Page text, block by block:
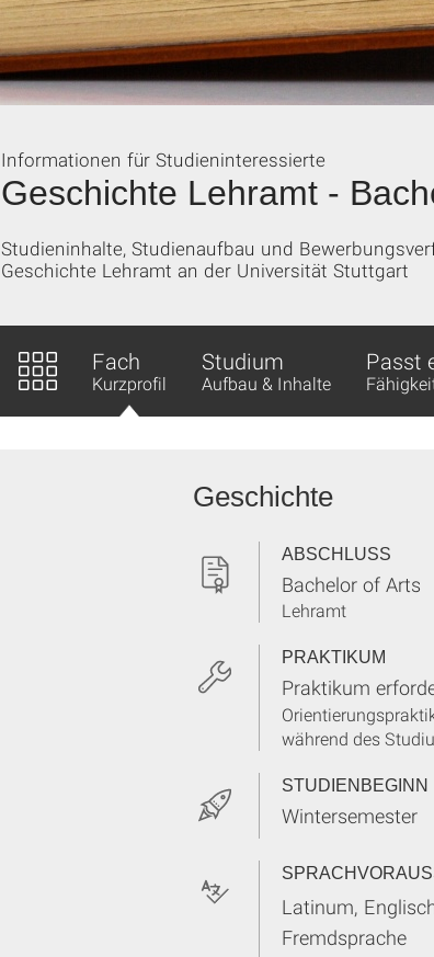
Geschichte Lehramt -
Informationen für Studieninteressierte
Studieninhalte, Studienaufbau und
Geschichte Lehramt an der Universität Stuttgart
Fach
Kurzprofil
Studium
Aufbau & Inhalte
Passt
Geschichte
ABSCHLUSS
Bachelor of Arts
Lehramt
PRAKTIKUM
Praktikum
während des
STUDIENBEGINN
Wintersemester
Latinum,
Fremdsprache